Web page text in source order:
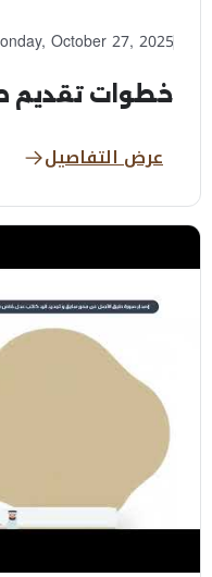
October 27, 2025
خطوات تقديم
عرض التفاصيل